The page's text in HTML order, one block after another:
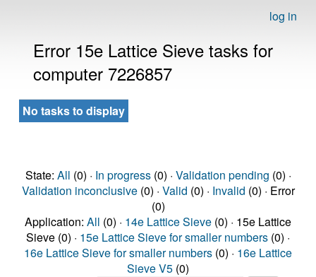
log in
Error 15e Lattice Sieve tasks for
computer 7226857
No tasks to display
State: All (0) · In progress(0) · Validation pending (0) ·
Validation inconclusive(0) · Valid (0) · Invalid (0) · Error
(0)
Application: All (0) · 14e Lattice Sieve (0) · 15e Lattice
Sieve (0) · 15e Lattice Sieve for smaller numbers (0) ·
16e Lattice Sieve for smaller numbers (0) · 16e Lattice
Sieve V5 (0)